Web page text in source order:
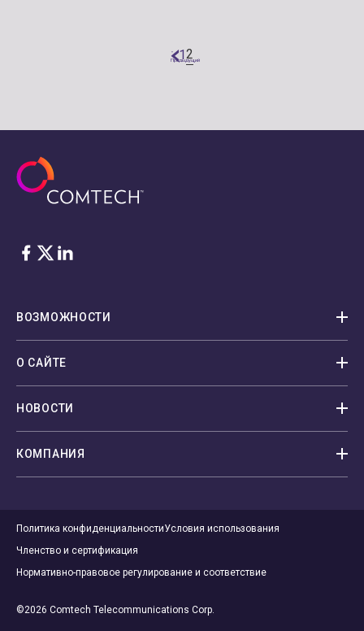
"
Предыдущий
12
Facebook
Twitter
LinkedIn
ВОЗМОЖНОСТИ
О САЙТЕ
НОВОСТИ
КОМПАНИЯ
Политика конфиденциальностиУсловия использования
Членство и сертификация
Нормативно-правовое регулирование и соответствие
©2026 Comtech Telecommunications Corp.